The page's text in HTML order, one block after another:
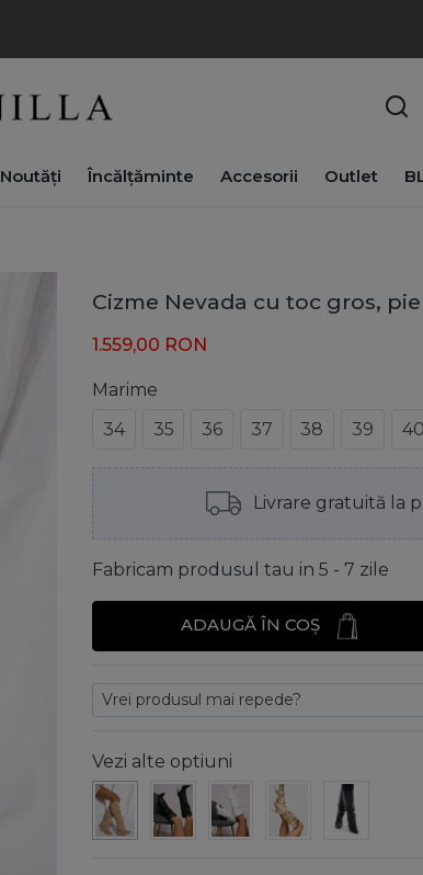
Noutăți Încălțăminte Accesorii Outlet
Cizme Nevada cu toc gros,
1.559,00 RON
Marime
34
35 36 37 38 39 40
Livrare gratuită la
Fabricam produsul tau in 5 - 7 zile
ADAUGĂ ÎN COȘ
Vezi alte optiuni